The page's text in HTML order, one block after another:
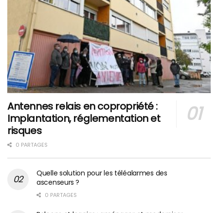
Antennes relais en copropriété :
Implantation, réglementation et
risques
0 PARTAGES
Quelle solution pour les téléalarmes des
ascenseurs ?
0 PARTAGES